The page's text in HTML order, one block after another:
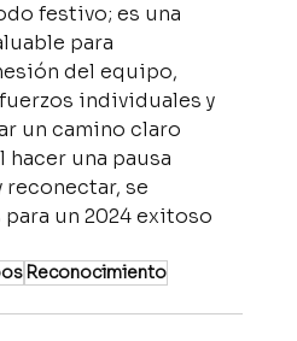
festivo; es una
para
del equipo,
individuales y
un camino claro
una pausa
reconectar, se
un 2024 exitoso
Reconocimiento